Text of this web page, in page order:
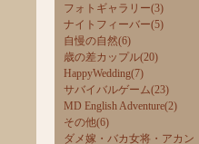
フォトギャラリー(3)
ナイトフィーバー(5)
自慢の自然(6)
歳の差カップル(20)
HappyWedding(7)
サバイバルゲーム(23)
MD English Adventure(2)
その他(6)
ダメ嫁・バカ女将・アカン